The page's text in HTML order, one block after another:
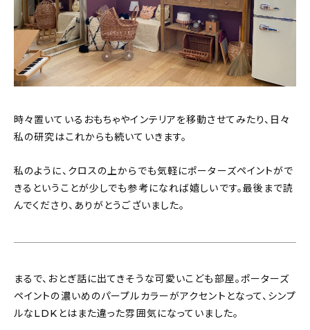
時々置いているおもちゃやインテリアを移動させてみたり、日々
私の研究はこれからも続いていきます。
私のように、クロスの上からでも気軽にポーターズペイントがで
きるということが少しでも参考になれば嬉しいです。最後まで読
んでくださり、ありがとうございました。
まるで、おとぎ話に出てきそうな可愛いこども部屋。ポーターズ
ペイントの濃いめのパープルカラーがアクセントとなって、シンプ
ルなLDKとはまた違った雰囲気になっていました。